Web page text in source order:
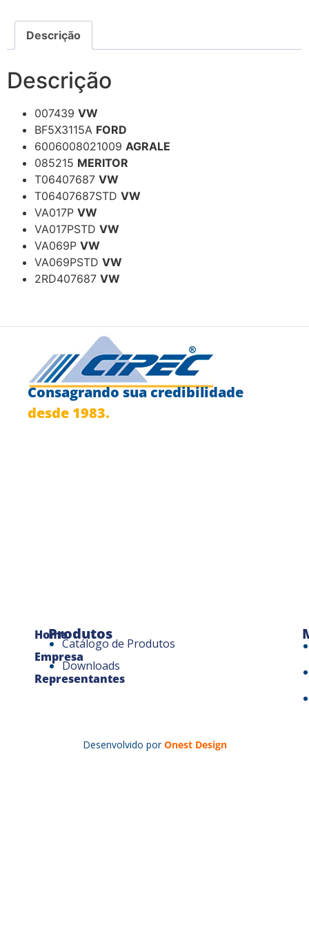
Descrição
Descrição
007439 VW
BF5X3115A FORD
6006008021009 AGRALE
085215 MERITOR
T06407687 VW
T06407687STD VW
VA017P VW
VA017PSTD VW
VA069P VW
VA069PSTD VW
2RD407687 VW
Consagrando sua credibilidade
desde 1983.
Home
Empresa
Representantes
Produtos
Catálogo de Produtos
Downloads
Desenvolvido por Onest Design